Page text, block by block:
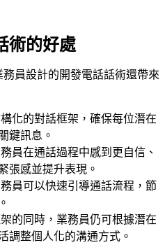
術的好處
員設計的開發電話話術還帶來
化的對話框架，確保每位潛在
鍵訊息。
員在通話過程中感到更自信、
張感並提升表現。
員可以快速引導通話流程，節
的同時，業務員仍可根據潛在
調整個人化的溝通方式。